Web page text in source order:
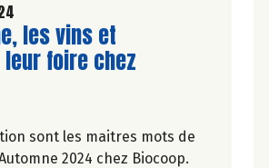
l'article
les vins et
foire chez
sont les maitres mots de
2024 chez Biocoop.